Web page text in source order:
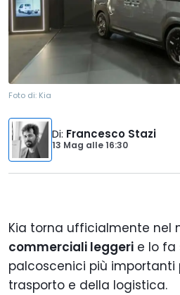
Foto di: Kia
Di: Francesco Stazi
13 Mag alle16:30
Kia torna ufficialmente nel
commerciali leggeri e lo fa
palcoscenici più importanti
trasporto e della logistica.